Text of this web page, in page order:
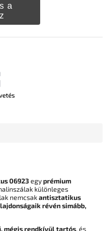
a
06923egyprémium
különleges
nemcsakantisztatikus
révén simább,
mégis rendkívül tartós, és